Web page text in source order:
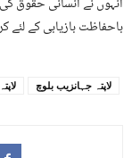
باحفاظت بازیابی کے لئے
لاپتہ جہانزیب بلوچ